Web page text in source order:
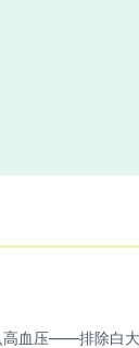
高血压——排除白